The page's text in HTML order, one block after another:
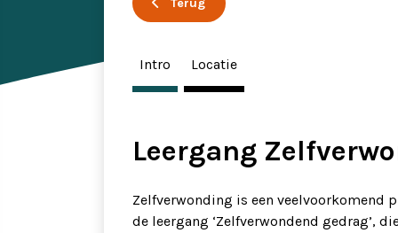
Producten
Terug
Intro Locatie
Leergang
Zelfverwonding is een veelvoorkomend
de leergang ‘Zelfverwondend gedrag’,